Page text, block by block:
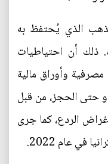
الذي يُحتفظ به
ذلك أن احتياطيات
مصرفية وأوراق مالية
حتى الحجز، من قبل
الردع، كما جرى
عام 2022.